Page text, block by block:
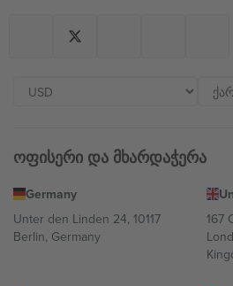
ოფისერი და მხარდაჭერა
Germany
Unter den Linden 24, 10117
Berlin, Germany
167